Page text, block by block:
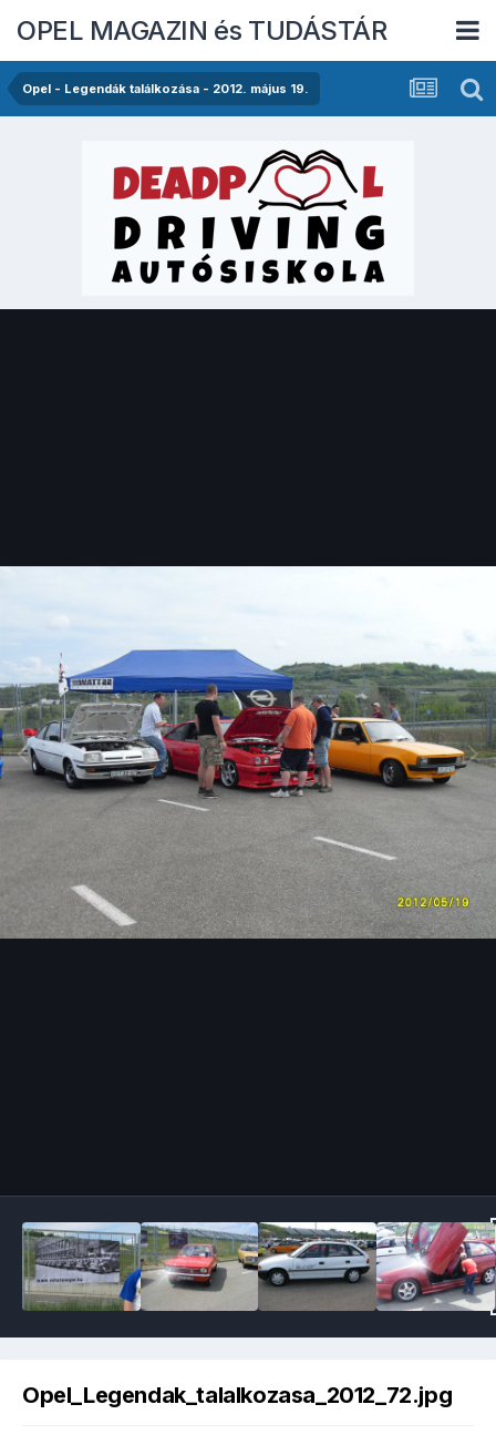
OPEL MAGAZIN és TUDÁSTÁR
Opel - Legendák találkozása - 2012. május 19.
Opel_Legendak_talalkozasa_2012_72.jpg